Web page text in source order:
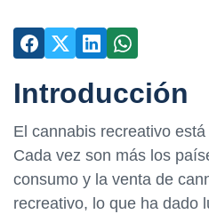
Introducción
El cannabis recreativo
Cada vez son más los
consumo y la venta de
recreativo, lo que ha dado